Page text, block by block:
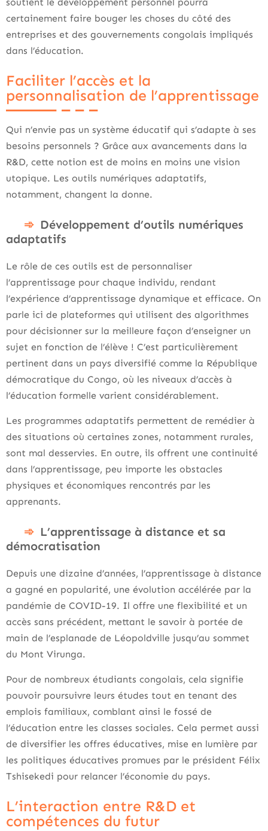
certainement faire bouger les choses du côté des
entreprises et des gouvernements congolais impliqués
dans l’éducation.
Faciliter l’accès et la
personnalisation de l’apprentissage
Qui n’envie pas un système éducatif qui s’adapte à ses
besoins personnels ? Grâce aux avancements dans la
R&D, cette notion est de moins en moins une vision
utopique. Les outils numériques adaptatifs,
notamment, changent la donne.
Développement d’outils numériques
adaptatifs
Le rôle de ces outils est de personnaliser
l’apprentissage pour chaque individu, rendant
l’expérience d’apprentissage dynamique et efficace. On
parle ici de plateformes qui utilisent des algorithmes
pour décisionner sur la meilleure façon d’enseigner un
sujet en fonction de l’élève ! C’est particulièrement
pertinent dans un pays diversifié comme la République
démocratique du Congo, où les niveaux d’accès à
l’éducation formelle varient considérablement.
Les programmes adaptatifs permettent de remédier à
des situations où certaines zones, notamment rurales,
sont mal desservies. En outre, ils offrent une continuité
dans l’apprentissage, peu importe les obstacles
physiques et économiques rencontrés par les
apprenants.
L’apprentissage à distance et sa
démocratisation
Depuis une dizaine d’années, l’apprentissage à distance
a gagné en popularité, une évolution accélérée par la
pandémie de COVID-19. Il offre une flexibilité et un
accès sans précédent, mettant le savoir à portée de
main de l’esplanade de Léopoldville jusqu’au sommet
du Mont Virunga.
Pour de nombreux étudiants congolais, cela signifie
pouvoir poursuivre leurs études tout en tenant des
emplois familiaux, comblant ainsi le fossé de
l’éducation entre les classes sociales. Cela permet aussi
de diversifier les offres éducatives, mise en lumière par
les politiques éducatives promues par le président Félix
Tshisekedi pour relancer l’économie du pays.
L’interaction entre R&D et
compétences du futur